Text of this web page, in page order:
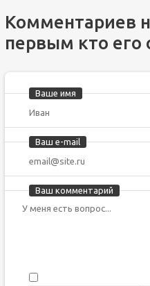
Комментариев
первым кто его
Ваше имя
Ваш e-mail
Ваш комментарий